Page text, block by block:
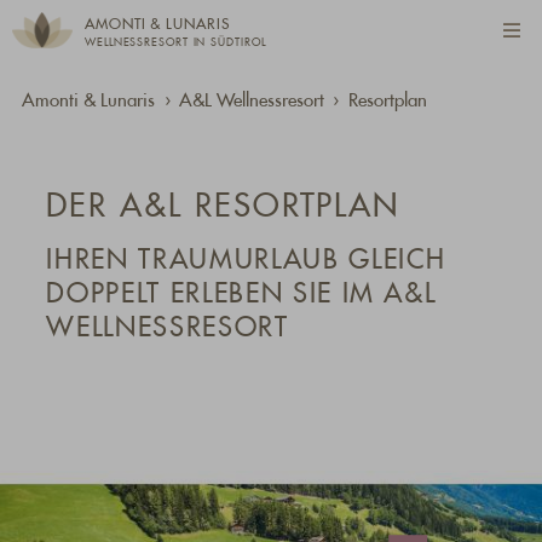
AMONTI & LUNARIS
WELLNESSRESORT IN SÜDTIROL
Amonti & Lunaris A&L Wellnessresort Resortplan
DER A&L RESORTPLAN
IHREN TRAUMURLAUB GLEICH
DOPPELT ERLEBEN SIE IM A&L
WELLNESSRESORT